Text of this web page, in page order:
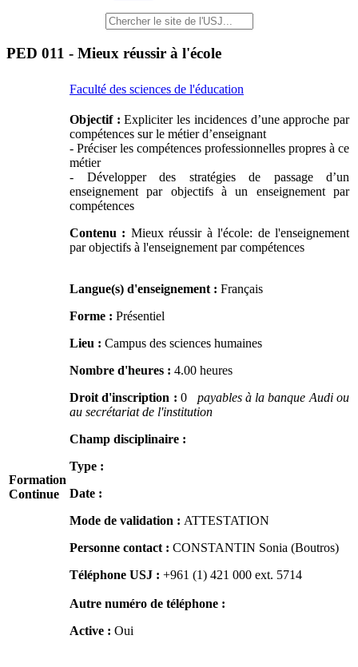
PED 011 - Mieux réussir à l'école
Faculté des sciences de l'éducation
Formation
Continue
Objectif :Expliciter les incidences d’une approche par
compétences sur le métier d’enseignant
- Préciser les compétences professionnelles propres à ce
métier
- Développer des stratégies de passage d’un
enseignement par objectifs à un enseignement par
compétences
Contenu : Mieux réussir à l'école: de l'enseignement
par objectifs à l'enseignement par compétences
Langue(s) d'enseignement : Français
Forme : Présentiel
Lieu : Campus des sciences humaines
Nombre d'heures : 4.00 heures
Droit d'inscription : 0 payables à la banque Audi ou
au secrétariat de l'institution
Champ disciplinaire :
Type :
Date :
Mode de validation : ATTESTATION
Personne contact : CONSTANTIN Sonia (Boutros)
Téléphone USJ : +961 (1) 421 000 ext. 5714
Autre numéro de téléphone :
Active : Oui